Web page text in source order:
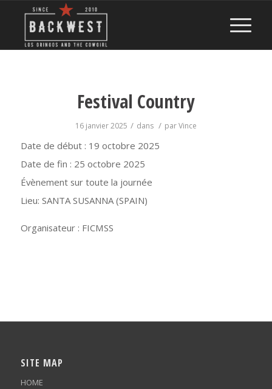
Festival Country
16 janvier 2025 / dans / parVince
Date de début : 19 octobre 2025
Date de fin : 25 octobre 2025
Évènement sur toute la journée
Lieu: SANTA SUSANNA (SPAIN)
Organisateur : FICMSS
SITE MAP
HOME